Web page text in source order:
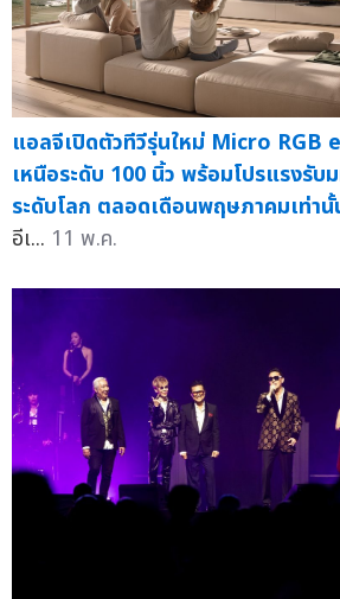
แอลจีเปิดตัวทีวีรุ่นใหม่ Micro RGB
เหนือระดับ 100 นิ้ว พร้อมโปรแรงรั
ระดับโลก ตลอดเดือนพฤษภาคมเท่านั้
อีเ... 11 พ.ค.